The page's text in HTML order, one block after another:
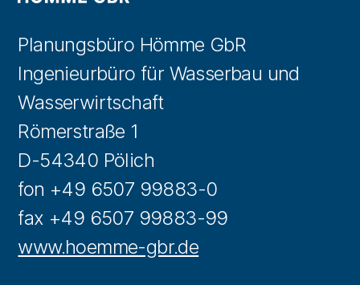
Planungsbüro Hömme GbR
Ingenieurbüro für Wasserbau und
Wasserwirtschaft
Römerstraße 1
D-54340 Pölich
fon +49 6507 99883-0
fax +49 6507 99883-99
www.hoemme-gbr.de